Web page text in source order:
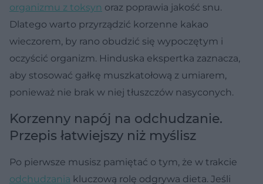
organizmu z toksyn oraz poprawia jakość snu.
Dlatego warto przyrządzić korzenne kakao
wieczorem, by rano obudzić się wypoczętym i
oczyścić organizm. Hinduska ekspertka zaznacza,
aby stosować gałkę muszkatołową z umiarem,
ponieważ nie brak w niej tłuszczów nasyconych.
Korzenny napój na odchudzanie.
Przepis łatwiejszy niż myślisz
Po pierwsze musisz pamiętać o tym, że w trakcie
odchudzania kluczową rolę odgrywa dieta. Jeśli